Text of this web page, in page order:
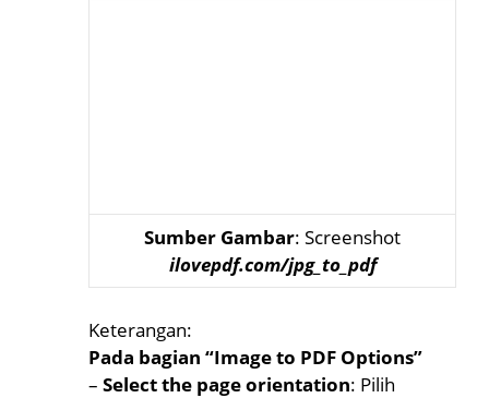
Sumber Gambar: Screenshot
ilovepdf.com/jpg_to_pdf
Keterangan:
Pada bagian “Image to PDF Options”
– Select the page orientation: Pilih